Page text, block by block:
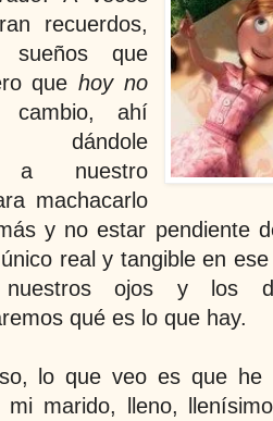
recuerdos,
que
que hoy no
ahí
dándole
a nuestro
machacarlo
y no estar pendiente
real y tangible en
ojos y los
qué es lo que hay.
lo que veo es que he
mi marido, lleno,